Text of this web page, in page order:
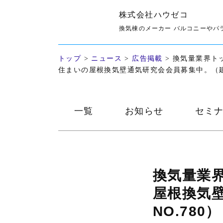
株式会社ハウゼコ
換気棟のメーカー バルコニーやパ
広告掲載
トップ > ニュース > 広告掲載 >換気量業界ト
住まいの屋根換気壁通気研究会会員募集中。（
一覧 お知らせ セミ
換気量業
屋根換気
NO.780）